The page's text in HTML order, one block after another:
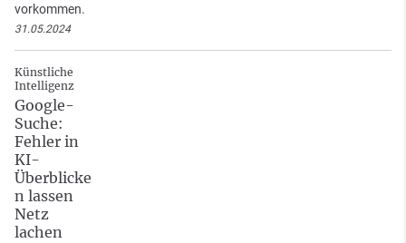
vorkommen.
31.05.2024
Künstliche
Intelligenz
Google-
Suche:
Fehler in
KI-
Überblicke
n lassen
Netz
lachen